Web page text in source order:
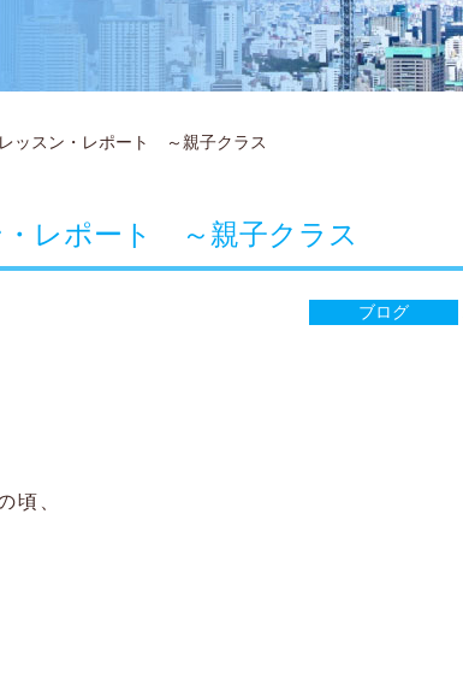
レッスン・レポート ～親子クラス
・レポート ～親子クラス
ブログ
頃、